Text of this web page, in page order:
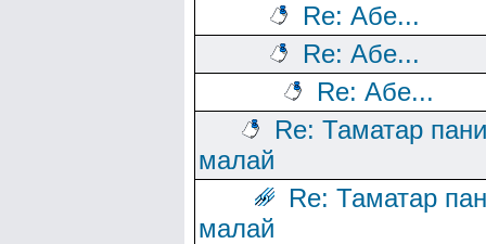
Re: Абе...
Re: Абе...
Re: Абе...
Re: Таматар
малай
Re: Таматар
малай